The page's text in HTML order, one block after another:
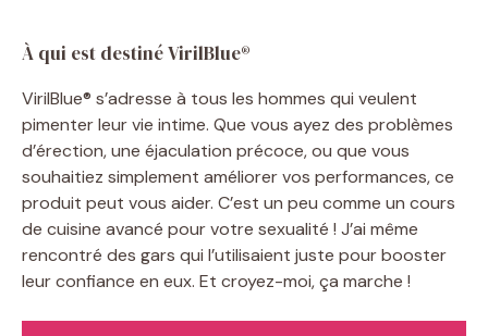
À qui est destiné VirilBlue®
VirilBlue® s’adresse à tous les hommes qui veulent
pimenter leur vie intime. Que vous ayez des problèmes
d’érection, une éjaculation précoce, ou que vous
souhaitiez simplement améliorer vos performances, ce
produit peut vous aider. C’est un peu comme un cours
de cuisine avancé pour votre sexualité ! J’ai même
rencontré des gars qui l’utilisaient juste pour booster
leur confiance en eux. Et croyez-moi, ça marche !